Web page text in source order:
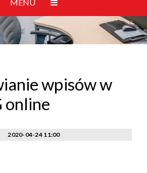
MENU
wpisów w
online
2020-04-24 11:00